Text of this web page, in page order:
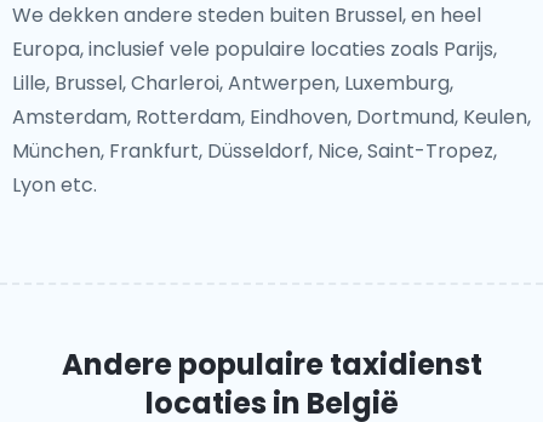
We dekken andere steden buiten Brussel, en heel
Europa, inclusief vele populaire locaties zoals Parijs,
Lille, Brussel, Charleroi, Antwerpen, Luxemburg,
Amsterdam, Rotterdam, Eindhoven, Dortmund, Keulen,
München, Frankfurt, Düsseldorf, Nice, Saint-Tropez,
Lyon etc.
Andere populaire taxidienst
locaties in België